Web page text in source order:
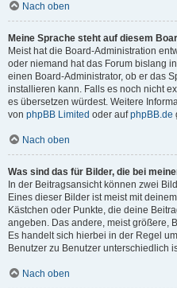
Nach oben
Meine Sprache steht auf diesem
Meist hat die Board-Administration
oder niemand hat das Forum bislang
einen Board-Administrator, ob er das
installieren kann. Falls es noch nicht
es übersetzen würdest. Weitere
von phpBB Limited oder aufphpBB.de
Nach oben
Was sind das für Bilder, die bei
In der Beitragsansicht können zwei
Eines dieser Bilder ist meist mit
Kästchen oder Punkte, die deine
angeben. Das andere, meist größere,
Es handelt sich hierbei in der Regel
Benutzer zu Benutzer unterschiedlich
Nach oben